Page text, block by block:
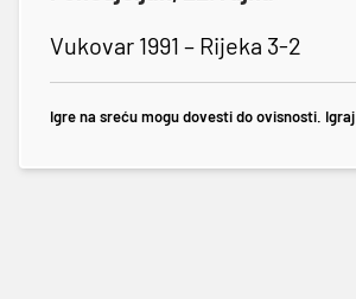
Vukovar 1991 – Rijeka 3-2
Igre na sreću mogu dovesti do ovisnosti.